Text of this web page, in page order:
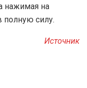
нажимая на
полную силу.
Источник